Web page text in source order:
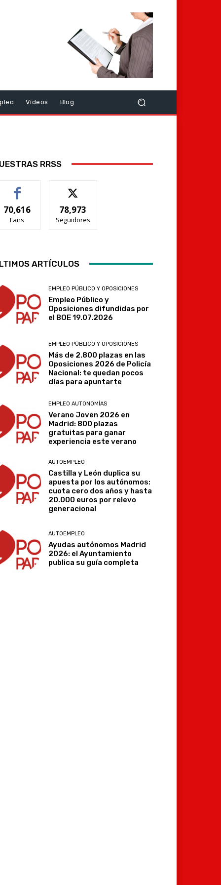
Vídeos Blog
Telegram
RRSS
70,616
Fans
78,973
Seguidores
ARTÍCULOS
EMPLEO PÚBLICO Y OPOSICIONES
Empleo Público y
Oposiciones difundidas por
el BOE 19.07.2026
EMPLEO PÚBLICO Y OPOSICIONES
Más de 2.800 plazas en las
Oposiciones 2026 de Policía
Nacional: te quedan pocos
días para apuntarte
EMPLEO AUTONOMÍAS
Verano Joven 2026 en
Madrid: 800 plazas
gratuitas para ganar
experiencia este verano
AUTOEMPLEO
Castilla y León duplica su
apuesta por los autónomos:
cuota cero dos años y hasta
20.000 euros por relevo
generacional
AUTOEMPLEO
Ayudas autónomos Madrid
2026: el Ayuntamiento
publica su guía completa